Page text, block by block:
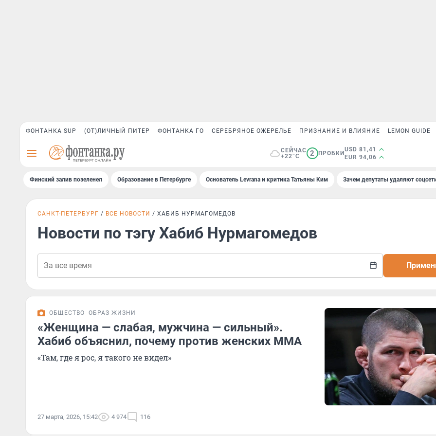
ФОНТАНКА SUP (ОТ)ЛИЧНЫЙ ПИТЕР ФОНТАНКА ГО СЕРЕБРЯНОЕ ОЖЕРЕЛЬЕ ПРИЗНАНИЕ И ВЛИЯНИЕ LEMON GUIDE
СЕЙЧАС
+22°C
2 ПРОБКИ
USD 81,41
EUR 94,06
Финский залив позеленел Образование в Петербурге Основатель Levrana и критика Татьяны Ким Зачем депутаты удаляют
САНКТ-ПЕТЕРБУРГ ВСЕ НОВОСТИ ХАБИБ НУРМАГОМЕДОВ
Новости по тэгу Хабиб Нурмагомедов
ОБЩЕСТВО ОБРАЗ ЖИЗНИ
«Женщина — слабая, мужчина — сильный».
Хабиб объяснил, почему против женских ММА
«Там, где я рос, я такого не видел»
27 марта, 2026, 15:42 4 974 116